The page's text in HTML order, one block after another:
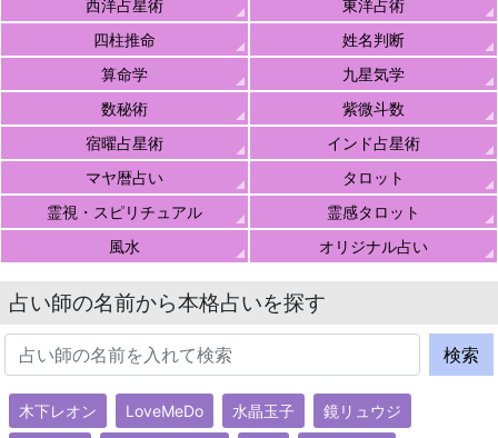
西洋占星術
東洋占術
四柱推命
姓名判断
算命学
九星気学
数秘術
紫微斗数
宿曜占星術
インド占星術
マヤ暦占い
タロット
霊視・スピリチュアル
霊感タロット
風水
オリジナル占い
占い師の名前から本格占いを探す
木下レオン LoveMeDo 水晶玉子 鏡リュウジ